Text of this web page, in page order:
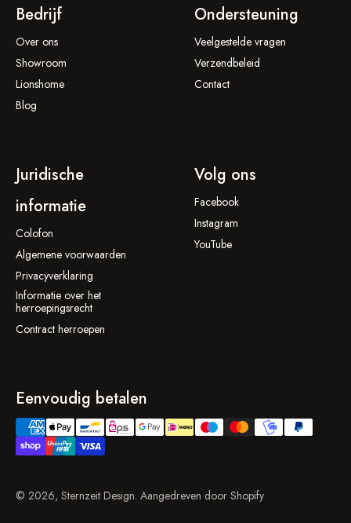
Bedrijf
Over ons
Showroom
Lionshome
Blog
Ondersteuning
Veelgestelde vragen
Verzendbeleid
Contact
Juridische
informatie
Colofon
Algemene voorwaarden
Privacyverklaring
Informatie over het
herroepingsrecht
Contract herroepen
Volg ons
Facebook
Instagram
YouTube
Eenvoudig betalen
© 2026, Sternzeit Design. Aangedreven door Shopify